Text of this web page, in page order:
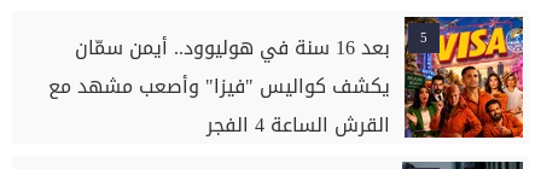
5
بعد 16 سنة في هوليوود.. أيمن سمّان
يكشف كواليس "فيزا" وأصعب مشهد مع
القرش الساعة 4 الفجر